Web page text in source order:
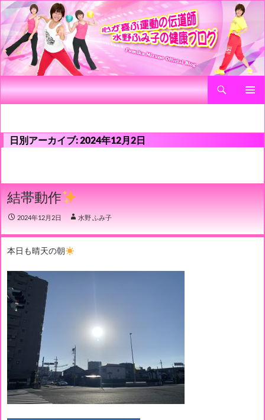
心が喜ぶ運動の伝道師 水野ふみ子の健康ブログ
検
索
コ
ン
ツ
キ
ッ
プ
日別アーカイブ: 2024年12月2日
結帯動作
2024年12月2日 水野 ふみ子
本日も晴天の朝